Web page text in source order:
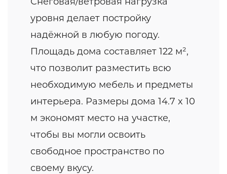
уровня делает постройку
надёжной в любую погоду.
Площадь дома составляет 122 м²,
что позволит разместить всю
необходимую мебель и предметы
интерьера. Размеры дома 14.7 x 10
м экономят место на участке,
чтобы вы могли освоить
свободное пространство по
своему вкусу.